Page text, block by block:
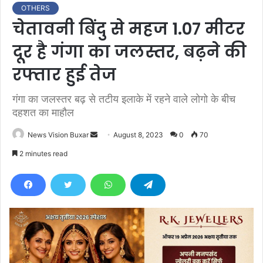
OTHERS
चेतावनी बिंदु से महज 1.07 मीटर
दूर है गंगा का जलस्तर, बढ़ने की
रफ्तार हुई तेज
गंगा का जलस्तर बढ़ से तटीय इलाके में रहने वाले लोगो के बीच
दहशत का माहौल
News Vision Buxar
d
e
m
a
August 8, 2023 0 70
2 minutes read